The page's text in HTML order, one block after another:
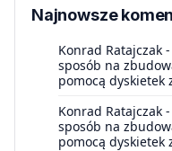
Najnowsze
Konrad Ratajczak -
sposób na
pomocą dyskietek
Konrad Ratajczak -
sposób na
pomocą dyskietek